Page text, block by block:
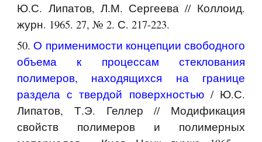
Ю.С. Липатов, Л.М. Сергеева // Коллоид.
журн. 1965. 27, № 2. С. 217-223.
50. О применимости концепции свободного
объема к процессам стеклования
полимеров, находящихся на границе
раздела с твердой поверхностью/ Ю.С.
Липатов, Т.Э. Геллер // Модификация
свойств полимеров и полимерных